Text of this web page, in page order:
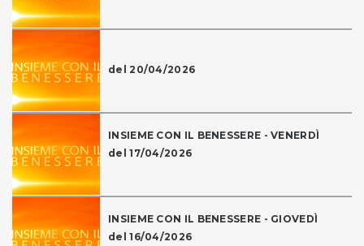
del 20/04/2026
INSIEME CON IL BENESSERE - VENERDÌ
del 17/04/2026
INSIEME CON IL BENESSERE - GIOVEDÌ
del 16/04/2026